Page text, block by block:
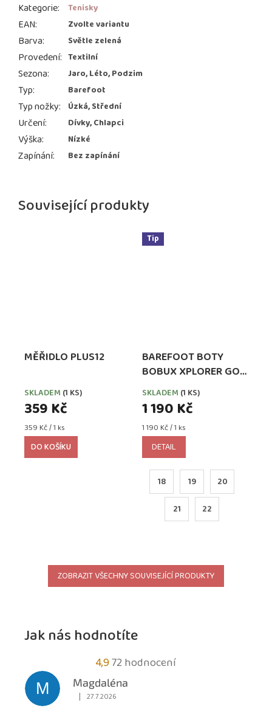
Související produkty
MĚŘIDLO PLUS12
SKLADEM (1 KS)
359 Kč
Měrná
cena:
359 Kč / 1 ks
DO KOŠÍKU
Tip
BAREFOOT BOTY
BOBUX XPLORER GO
SEASHELL (501011B)
SKLADEM (1 KS)
1 190 Kč
Měrná
cena:
1 190 Kč / 1 ks
DETAIL
18 19 20
21 22
ZOBRAZIT VŠECHNY SOUVISEJÍCÍ PRODUKTY
Kategorie: Tenisky
EAN: Zvolte variantu
Barva: Světle zelená
Provedení: Textilní
Sezona: Jaro, Léto, Podzim
Typ: Barefoot
Typ nožky: Úzká, Střední
Určení: Dívky, Chlapci
Výška: Nízké
Zapínání: Bez zapínání
Jak nás hodnotíte
4,9Průměrné
hodnocení
obchodu
72 hodnocení
M
Magdaléna
Hodnocení obchodu je 5 z 5 hvězdiček.
| 27.7.2026